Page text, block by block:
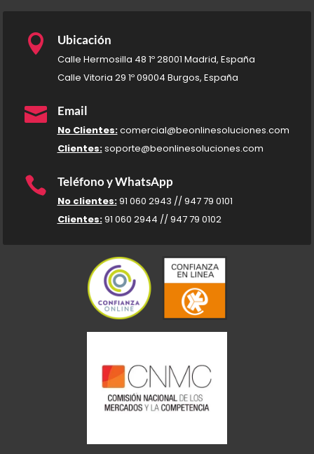
 Ubicación
Calle Hermosilla 48 1º 28001 Madrid, España
Calle Vitoria 29 1º 09004 Burgos, España
 Email
No Clientes:comercial@beonlinesoluciones.com
Clientes:soporte@beonlinesoluciones.com
 Teléfono y WhatsApp
No clientes:91 060 2943 // 947 79 0101
Clientes:91 060 2944 // 947 79 0102